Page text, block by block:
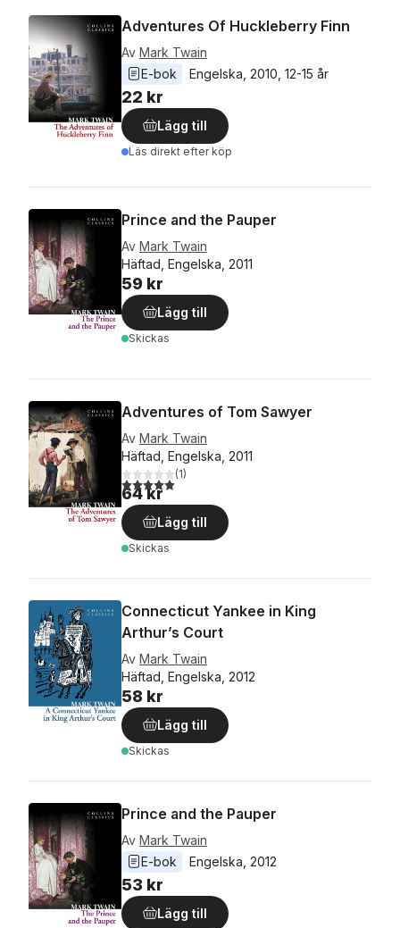
Adventures Of Huckleberry Finn
Av Mark Twain
E-bok
Engelska 2010 12-15 år
22 kr
Lägg till
Läs direkt efter köp
Prince and the Pauper
Av Mark Twain
Häftad, Engelska, 2011
59 kr
Lägg till
Skickas
Adventures of Tom Sawyer
Av Mark Twain
Häftad, Engelska, 2011
5,0utav 5 stjärnor. Totalt antal röster:
(1)
64 kr
Lägg till
Skickas
Connecticut Yankee in King
Arthur’s Court
Av Mark Twain
Häftad, Engelska, 2012
58 kr
Lägg till
Skickas
Prince and the Pauper
Av Mark Twain
E-bok
Engelska, 2012
53 kr
Lägg till